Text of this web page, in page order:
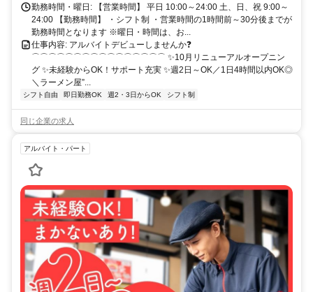
勤務時間・曜日: 【営業時間】 平日 10:00～24:00 土、日、祝 9:00～
24:00 【勤務時間】 ・シフト制 ・営業時間の1時間前～30分後までが
勤務時間となります ※曜日・時間は、お...
仕事内容: アルバイトデビューしませんか❓
⌒⌒⌒⌒⌒⌒⌒⌒⌒⌒⌒⌒⌒⌒⌒⌒ ✨10月リニューアルオープニン
グ ✨未経験からOK！サポート充実 ✨週2日～OK／1日4時間以内OK◎
＼ラーメン屋”...
シフト自由 即日勤務OK 週2・3日からOK シフト制
同じ企業の求人
アルバイト・パート